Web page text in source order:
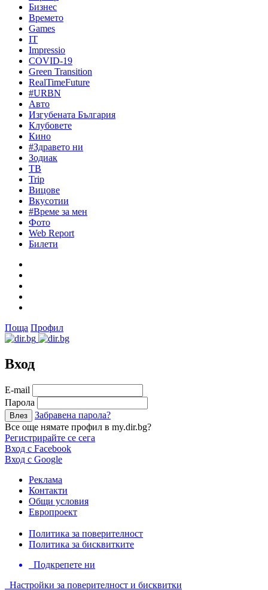
Бизнес
Времето
Games
IT
Impressio
COVID-19
Green Transition
RealTimeFuture
#URBN
Авто
Изгубената България
Клубовете
Кино
#Здравето ни
Зодиак
ТВ
Trip
Вицове
Вкусотии
#Време за мен
Фото
Web Report
Билети
Поща Профил
Вход
Е-mail
Парола
Забравена парола?
Все още нямате профил в my.dir.bg?
Регистрирайте се сега
Вход с Facebook
Вход с Google
Реклама
Контакти
Общи условия
Европроект
Политика за поверителност
Политика за бисквитките
Подкрепете ни
Настройки за поверителност и бисквитки